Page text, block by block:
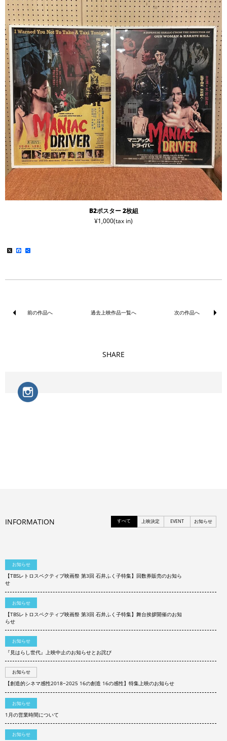
B2ポスター 2枚組
¥1,000(tax in)
X Facebook
前の作品へ 過去上映作品一覧へ 次の作品へ
SHARE
INFORMATION すべて 上映決定 EVENT お知らせ
お知らせ
【TBSレトロスペクティブ映画祭 第3回 石井ふく子特集】回数券販売のお知ら
せ
お知らせ
【TBSレトロスペクティブ映画祭 第3回 石井ふく子特集】舞台挨拶開催のお知
らせ
お知らせ
『見はらし世代』上映中止のお知らせとお詫び
お知らせ
【創造的シネマ感性2018−2025 16の創造 16の感性】特集上映のお知らせ
お知らせ
1月の営業時間について
お知らせ